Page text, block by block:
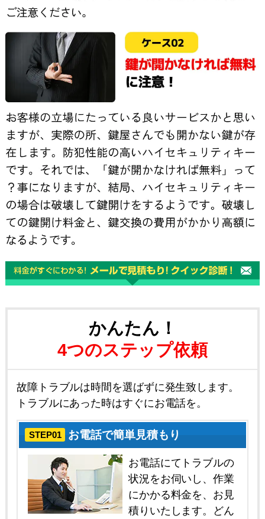
かんたん！
4つのステップ依頼
故障トラブルは時間を選ばずに発生致します。
トラブルにあった時はすぐにお電話を。
STEP01 お電話で簡単見積もり
お電話にてトラブルの
状況をお伺いし、作業
にかかる料金を、お見
積りいたします。どん